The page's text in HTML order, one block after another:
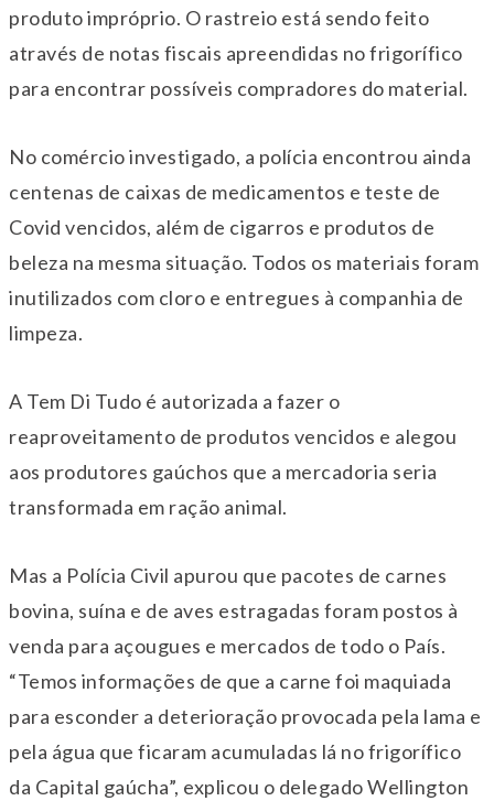
produto impróprio. O rastreio está sendo feito
através de notas fiscais apreendidas no frigorífico
para encontrar possíveis compradores do material.
No comércio investigado, a polícia encontrou ainda
centenas de caixas de medicamentos e teste de
Covid vencidos, além de cigarros e produtos de
beleza na mesma situação. Todos os materiais foram
inutilizados com cloro e entregues à companhia de
limpeza.
A Tem Di Tudo é autorizada a fazer o
reaproveitamento de produtos vencidos e alegou
aos produtores gaúchos que a mercadoria seria
transformada em ração animal.
Mas a Polícia Civil apurou que pacotes de carnes
bovina, suína e de aves estragadas foram postos à
venda para açougues e mercados de todo o País.
“Temos informações de que a carne foi maquiada
para esconder a deterioração provocada pela lama e
pela água que ficaram acumuladas lá no frigorífico
da Capital gaúcha”, explicou o delegado Wellington